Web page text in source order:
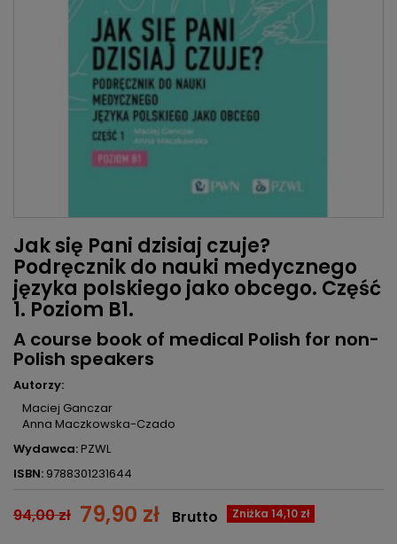
Jak się Pani dzisiaj czuje?
Podręcznik do nauki medycznego
języka polskiego jako obcego. Część
1. Poziom B1.
A course book of medical Polish for non-
Polish speakers
Autorzy:
Maciej Ganczar
Anna Maczkowska-Czado
Wydawca:PZWL
ISBN: 9788301231644
94,00 zł 79,90 zł Zniżka 14,10 zł
Brutto